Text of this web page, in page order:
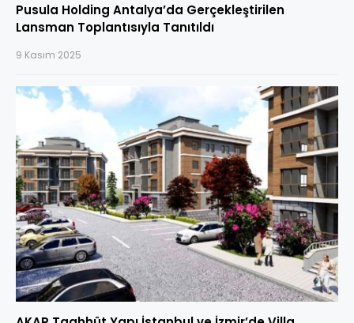
Pusula Holding Antalya’da Gerçekleştirilen
Lansman Toplantısıyla Tanıtıldı
9 Kasım 2025